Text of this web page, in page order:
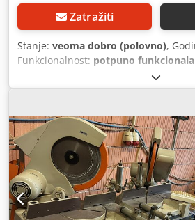
Zatražiti
Stanje: veoma dobro (polovno),
Funkcionalnost: potpuno
, Osobina Vrednost Tip
testerasta testera Prečnik testere
testere 2.800 o/min Snaga motora 2
jedinici) Radni napon 400 V / 3~ / 50
Eswa Radni pritisak 7 bar Opseg
i udesno Pozicije zaustavljanja 15°,
rezanja pribl. 7.000 mm (u zavisnosti
profili od aluminijuma i plastike